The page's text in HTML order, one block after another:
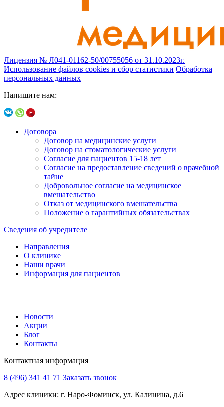
Лицензия № Л041-01162-50/00755056 от 31.10.2023г.
Использование файлов cookies и сбор статистики Обработка
персональных данных
Напишите нам:
Договора
Договор на медицинские услуги
Договор на стоматологические услуги
Согласие для пациентов 15-18 лет
Согласие на предоставление сведений о врачебной
тайне
Добровольное согласие на медицинское
вмешательство
Отказ от медицинского вмешательства
Положение о гарантийных обязательствах
Сведения об учредителе
Направления
О клинике
Наши врачи
Информация для пациентов
Новости
Акции
Блог
Контакты
Контактная информация
8 (496) 341 41 71 Заказать звонок
Адрес клиники: г. Наро-Фоминск, ул. Калинина, д.6